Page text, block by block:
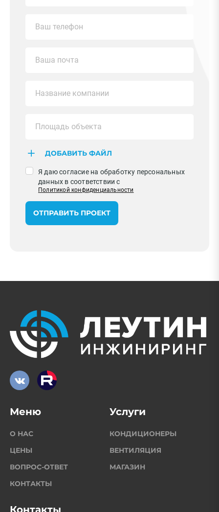
ДОБАВИТЬ ФАЙЛ
Я даю согласие на обработку персональных
данных в соответствии с
Политикой конфиденциальности
ОТПРАВИТЬ ПРОЕКТ
Меню
О НАС
ЦЕНЫ
ВОПРОС-ОТВЕТ
КОНТАКТЫ
Услуги
КОНДИЦИОНЕРЫ
ВЕНТИЛЯЦИЯ
МАГАЗИН